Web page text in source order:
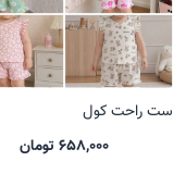
ست راحت کول
658,000 تومان